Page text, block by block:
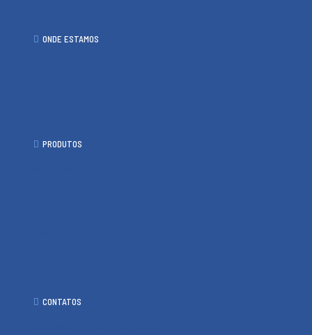
ONDE ESTAMOS
PRODUTOS
CONTATOS